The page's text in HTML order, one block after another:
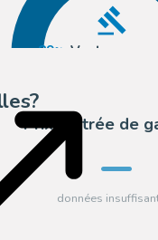
89
Vente aux
Prix (entrée de